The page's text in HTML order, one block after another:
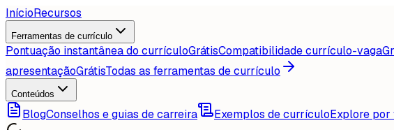
InícioRecursos
Ferramentas de currículo
Pontuação instantânea do currículoGrátisCompatibilidade currículo-vaga
apresentaçãoGrátisTodas as ferramentas de currículo
Conteúdos
BlogConselhos e guias de carreira Exemplos de currículoExplore por